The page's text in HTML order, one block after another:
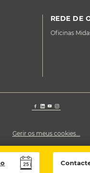
REDE DE
Oficinas
Gerir os meus cookies...